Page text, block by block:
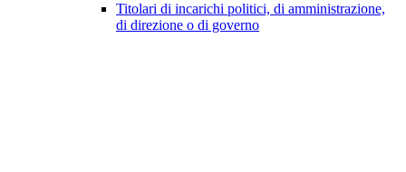
Titolari di incarichi politici, di amministrazione,
di direzione o di governo